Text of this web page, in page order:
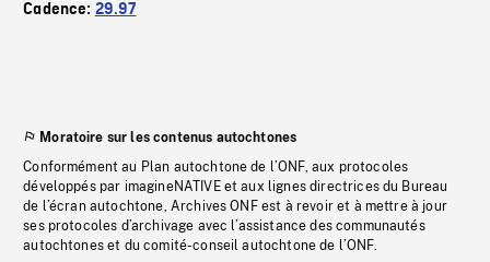
Cadence: 29.97
Moratoire sur les contenus autochtones
Conformément au Plan autochtone de l’ONF, aux protocoles
développés par imagineNATIVE et aux lignes directrices du Bureau
de l’écran autochtone, Archives ONF est à revoir et à mettre à jour
ses protocoles d’archivage avec l’assistance des communautés
autochtones et du comité-conseil autochtone de l’ONF.